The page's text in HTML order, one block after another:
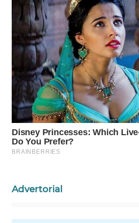
Advertorial
WAHANA
DESA
WISATA
LAPAK
WAHANA
Wahana
Network
KONSUMEN
LISTRIK